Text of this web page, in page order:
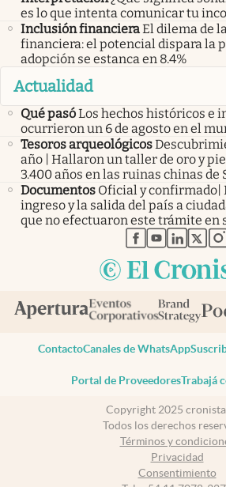
es lo que intenta comunicar tu
Inclusión financieraEl dilema de
financiera: el potencial dispara la
adopción se estanca en 8.4%
Actualidad
Qué pasóLos hechos históricos e
ocurrieron un 6 de agosto en el
Tesoros arqueológicos
año | Hallaron un taller de oro y
3.400 años en las ruinas chinas
Documentos Oficial y confirmado|
ingreso y la salida del país a
que no efectuaron este trámite en
abre en nueva
abre en
abre
ContactoCanales de WhatsApp
Portal de ProveedoresTrabajá
Copyright 2025
Todos los derechos
Términos y
Privacidad
Consentimiento